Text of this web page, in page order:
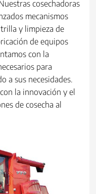
cosechadoras
mecanismos
y limpieza de
de equipos
con la
para
a sus necesidades.
la innovación y el
de cosecha al